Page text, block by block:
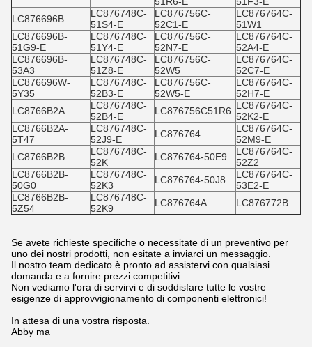
LC876696B
LC876748C-
51S4-E
LC876756C-
52C1-E
LC876764C-
51W1
LC876696B-
51G9-E
LC876748C-
51Y4-E
LC876756C-
52N7-E
LC876764C-
52A4-E
LC876696B-
53A3
LC876748C-
51Z8-E
LC876756C-
52W5
LC876764C-
52C7-E
LC876696W-
5Y35
LC876748C-
52B3-E
LC876756C-
52W5-E
LC876764C-
52H7-E
LC8766B2A
LC876748C-
52B4-E
LC876756C51R6 LC876764C-
52K2-E
LC8766B2A-
5T47
LC876748C-
52J9-E
LC876764
LC876764C-
52M9-E
LC8766B2B
LC876748C-
52K
LC876764-50E9
LC876764C-
52Z2
LC8766B2B-
50G0
LC876748C-
52K3
LC876764-50J8
LC876764C-
53E2-E
LC8766B2B-
5Z54
LC876748C-
52K9
LC876764A LC876772B
Se avete richieste specifiche o necessitate di un preventivo per
uno dei nostri prodotti, non esitate a inviarci un messaggio.
Il nostro team dedicato è pronto ad assistervi con qualsiasi
domanda e a fornire prezzi competitivi.
Non vediamo l'ora di servirvi e di soddisfare tutte le vostre
esigenze di approvvigionamento di componenti elettronici!
In attesa di una vostra risposta.
Abby ma